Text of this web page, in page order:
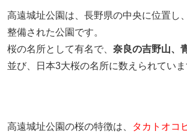
高遠城址公園は、長野県の中央に位置し
整備された公園です。
桜の名所として有名で、 奈良の吉野山、
並び、日本3大桜の名所に数えられていま
高遠城址公園の桜の特徴は、
タカトオコ